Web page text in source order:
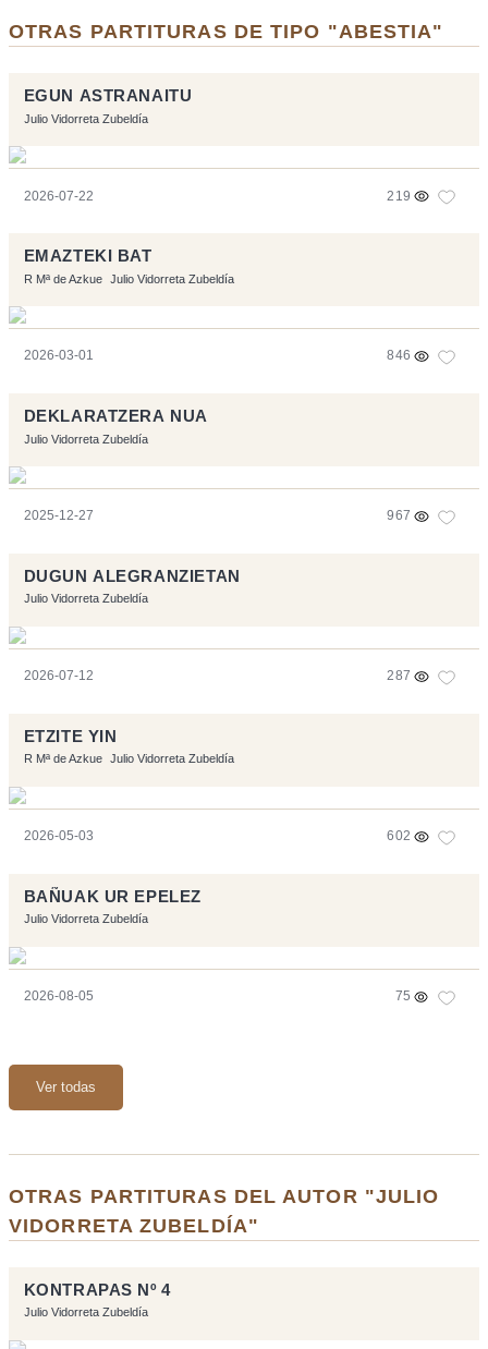
OTRAS PARTITURAS DE TIPO "ABESTIA"
EGUN ASTRANAITU
Julio Vidorreta Zubeldía
2026-07-22 219
EMAZTEKI BAT
R Mª de Azkue Julio Vidorreta Zubeldía
2026-03-01 846
DEKLARATZERA NUA
Julio Vidorreta Zubeldía
2025-12-27 967
DUGUN ALEGRANZIETAN
Julio Vidorreta Zubeldía
2026-07-12 287
ETZITE YIN
R Mª de Azkue Julio Vidorreta Zubeldía
2026-05-03 602
BAÑUAK UR EPELEZ
Julio Vidorreta Zubeldía
2026-08-05 75
Ver todas
OTRAS PARTITURAS DEL AUTOR "JULIO
VIDORRETA ZUBELDÍA"
KONTRAPAS Nº 4
Julio Vidorreta Zubeldía